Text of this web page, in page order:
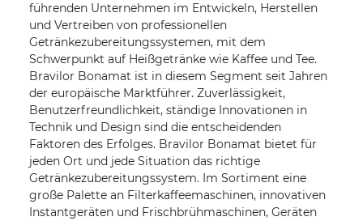
führenden Unternehmen im Entwickeln, Herstellen
und Vertreiben von professionellen
Getränkezubereitungssystemen, mit dem
Schwerpunkt auf Heißgetränke wie Kaffee und Tee.
Bravilor Bonamat ist in diesem Segment seit Jahren
der europäische Marktführer. Zuverlässigkeit,
Benutzerfreundlichkeit, ständige Innovationen in
Technik und Design sind die entscheidenden
Faktoren des Erfolges. Bravilor Bonamat bietet für
jeden Ort und jede Situation das richtige
Getränkezubereitungssystem. Im Sortiment eine
große Palette an Filterkaffeemaschinen, innovativen
Instantgeräten und Frischbrühmaschinen, Geräten